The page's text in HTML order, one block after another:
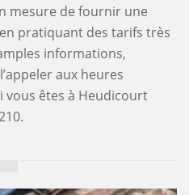
mesure de fournir une
pratiquant des tarifs très
informations,
aux heures
vous êtes à Heudicourt